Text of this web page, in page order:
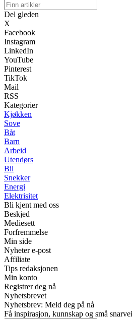
Del gleden
X
Facebook
Instagram
LinkedIn
YouTube
Pinterest
TikTok
Mail
RSS
Kategorier
Kjøkken
Sove
Båt
Barn
Arbeid
Utendørs
Bil
Snekker
Energi
Elektrisitet
Bli kjent med oss
Beskjed
Mediesett
Forfremmelse
Min side
Nyheter e-post
Affiliate
Tips redaksjonen
Min konto
Registrer deg nå
Nyhetsbrevet
Nyhetsbrev: Meld deg på nå
Få inspirasjon, kunnskap og små